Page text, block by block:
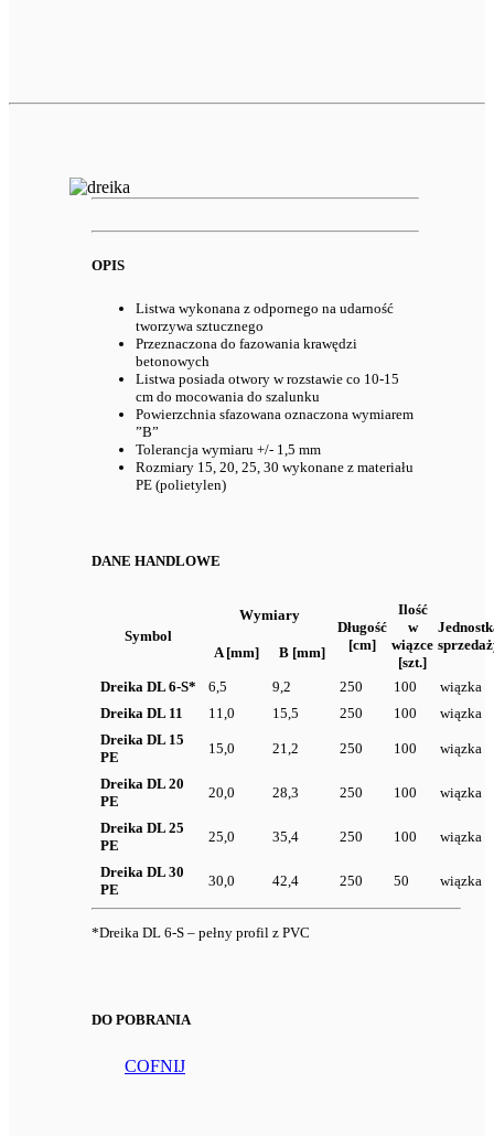
OPIS
Listwa wykonana z odpornego na udarność
tworzywa sztucznego
Przeznaczona do fazowania krawędzi
betonowych
Listwa posiada otwory w rozstawie co 10-15
cm do mocowania do szalunku
Powierzchnia sfazowana oznaczona wymiarem
”B”
Tolerancja wymiaru +/- 1,5 mm
Rozmiary 15, 20, 25, 30 wykonane z materiału
PE (polietylen)
DANE HANDLOWE
Symbol
Wymiary
Długość
[cm]
Ilość
w
wiązce
[szt.]
A [mm] B [mm]
Dreika DL 6-S* 6,5 9,2 250 100
wiązka
Dreika DL 11
11,0 15,5 250 100
wiązka
Dreika DL 15
PE
15,0 21,2 250 100 wiązka
Dreika DL 20
PE
20,0 28,3 250 100 wiązka
Dreika DL 25
PE
25,0 35,4 250 100 wiązka
Dreika DL 30
PE
30,0 42,4 250 50 wiązka
*Dreika DL 6-S – pełny profil z PVC
DO POBRANIA
COFNIJ